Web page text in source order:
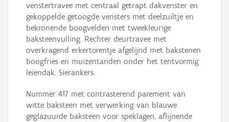
venstertravee met centraal getrapt dakvenster en
gekoppelde getoogde vensters met deelzuiltje en
bekronende boogvelden met tweekleurige
baksteenvulling. Rechter deurtravee met
overkragend erkertorentje afgelijnd met bakstenen
boogfries en muizentanden onder het tentvormig
leiendak. Sierankers.
Nummer 417 met contrasterend parement van
witte baksteen met verwerking van blauwe
geglazuurde baksteen voor speklagen, aflijnende